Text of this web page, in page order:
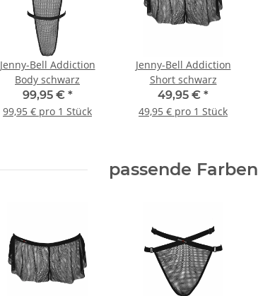
Jenny-Bell Addiction
Body schwarz
99,95 € *
99,95 € pro 1 Stück
Jenny-Bell Addiction
Short schwarz
49,95 € *
49,95 € pro 1 Stück
passende Farben